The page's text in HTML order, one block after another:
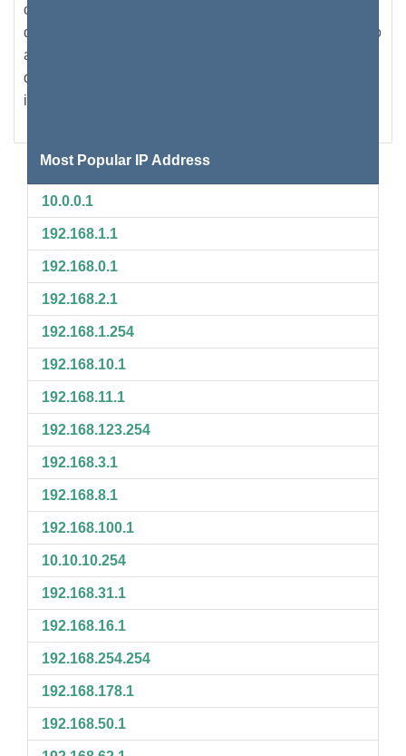
online. Um serviço VPN oculta o endereço IP comum
dos sites. Em seu lugar, uma VPN fornece um endereço
aleatório que pode revelar você em uma nação
diferente. Poucos roteadores acompanham um serviço
integrado de VPN.
Most Popular IP Address
10.0.0.1
192.168.1.1
192.168.0.1
192.168.2.1
192.168.1.254
192.168.10.1
192.168.11.1
192.168.123.254
192.168.3.1
192.168.8.1
192.168.100.1
10.10.10.254
192.168.31.1
192.168.16.1
192.168.254.254
192.168.178.1
192.168.50.1